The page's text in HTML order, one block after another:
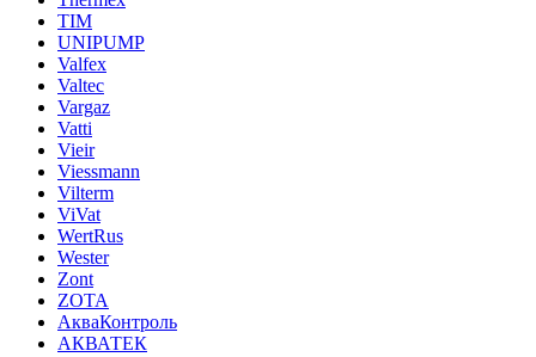
TIM
UNIPUMP
Valfex
Valtec
Vargaz
Vatti
Vieir
Viessmann
Vilterm
ViVat
WertRus
Wester
Zont
ZOTA
АкваКонтроль
АКВАТЕК